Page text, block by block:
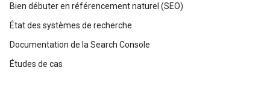
Bien débuter en référencement naturel (SEO)
État des systèmes de recherche
Documentation de la Search Console
Études de cas